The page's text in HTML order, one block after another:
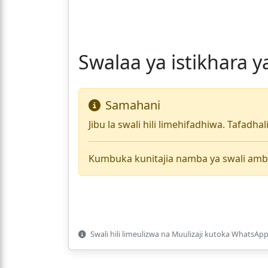
Swalaa ya istikhara
Samahani
Jibu la swali hili limehifadhiwa.
Kumbuka kunitajia namba ya swali
Swali hili limeulizwa na Muulizaji kutoka